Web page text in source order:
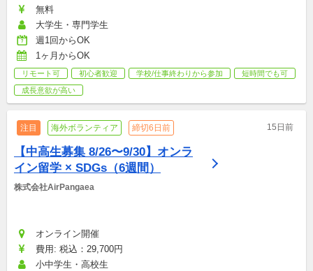
無料
大学生・専門学生
週1回からOK
1ヶ月からOK
リモート可 初心者歓迎 学校/仕事終わりから参加
短時間でも可
成長意欲が高い
注目 海外ボランティア 締切6日前 15日前
【中高生募集 8/26〜9/30】オンラ
イン留学 × SDGs（6週間）
株式会社AirPangaea
オンライン開催
費用: 税込：29,700円
小中学生・高校生